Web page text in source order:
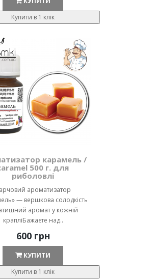
Купити в 1 клік
карамель /
500 г. для
риболовлі
ароматизатор
— вершкова солодкість
аромат у кожній
крапліБажаєте над..
600 грн
КУПИТИ
Купити в 1 клік